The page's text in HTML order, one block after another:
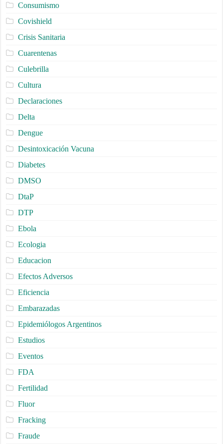
Consumismo
Covishield
Crisis Sanitaria
Cuarentenas
Culebrilla
Cultura
Declaraciones
Delta
Dengue
Desintoxicación Vacuna
Diabetes
DMSO
DtaP
DTP
Ebola
Ecologia
Educacion
Efectos Adversos
Eficiencia
Embarazadas
Epidemiólogos Argentinos
Estudios
Eventos
FDA
Fertilidad
Fluor
Fracking
Fraude